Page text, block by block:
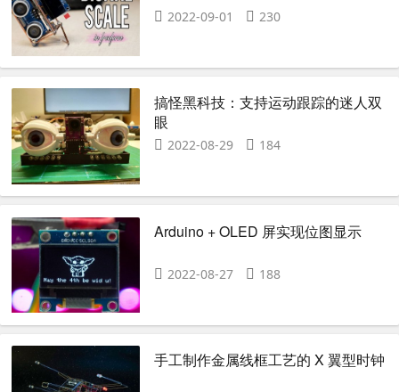
2022-09-01 230
搞怪黑科技：支持运动跟踪的迷人双
眼
2022-08-29 184
Arduino + OLED 屏实现位图显示
2022-08-27 188
手工制作金属线框工艺的 X 翼型时钟